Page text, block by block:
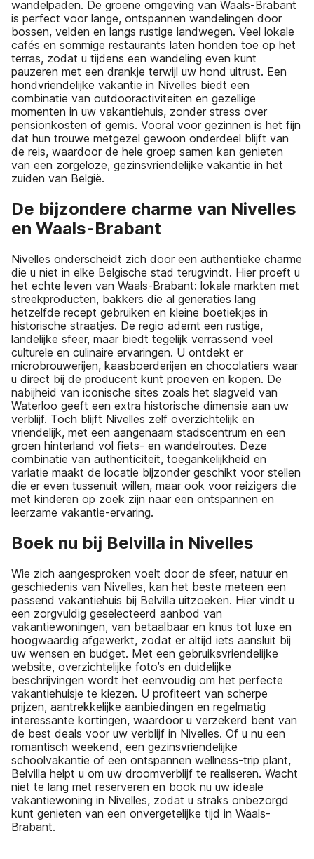
wandelpaden. De groene omgeving van Waals-Brabant
is perfect voor lange, ontspannen wandelingen door
bossen, velden en langs rustige landwegen. Veel lokale
cafés en sommige restaurants laten honden toe op het
terras, zodat u tijdens een wandeling even kunt
pauzeren met een drankje terwijl uw hond uitrust. Een
hondvriendelijke vakantie in Nivelles biedt een
combinatie van outdooractiviteiten en gezellige
momenten in uw vakantiehuis, zonder stress over
pensionkosten of gemis. Vooral voor gezinnen is het fijn
dat hun trouwe metgezel gewoon onderdeel blijft van
de reis, waardoor de hele groep samen kan genieten
van een zorgeloze, gezinsvriendelijke vakantie in het
zuiden van België.
De bijzondere charme van Nivelles
en Waals-Brabant
Nivelles onderscheidt zich door een authentieke charme
die u niet in elke Belgische stad terugvindt. Hier proeft u
het echte leven van Waals-Brabant: lokale markten met
streekproducten, bakkers die al generaties lang
hetzelfde recept gebruiken en kleine boetiekjes in
historische straatjes. De regio ademt een rustige,
landelijke sfeer, maar biedt tegelijk verrassend veel
culturele en culinaire ervaringen. U ontdekt er
microbrouwerijen, kaasboerderijen en chocolatiers waar
u direct bij de producent kunt proeven en kopen. De
nabijheid van iconische sites zoals het slagveld van
Waterloo geeft een extra historische dimensie aan uw
verblijf. Toch blijft Nivelles zelf overzichtelijk en
vriendelijk, met een aangenaam stadscentrum en een
groen hinterland vol fiets- en wandelroutes. Deze
combinatie van authenticiteit, toegankelijkheid en
variatie maakt de locatie bijzonder geschikt voor stellen
die er even tussenuit willen, maar ook voor reizigers die
met kinderen op zoek zijn naar een ontspannen en
leerzame vakantie-ervaring.
Boek nu bij Belvilla in Nivelles
Wie zich aangesproken voelt door de sfeer, natuur en
geschiedenis van Nivelles, kan het beste meteen een
passend vakantiehuis bij Belvilla uitzoeken. Hier vindt u
een zorgvuldig geselecteerd aanbod van
vakantiewoningen, van betaalbaar en knus tot luxe en
hoogwaardig afgewerkt, zodat er altijd iets aansluit bij
uw wensen en budget. Met een gebruiksvriendelijke
website, overzichtelijke foto’s en duidelijke
beschrijvingen wordt het eenvoudig om het perfecte
vakantiehuisje te kiezen. U profiteert van scherpe
prijzen, aantrekkelijke aanbiedingen en regelmatig
interessante kortingen, waardoor u verzekerd bent van
de best deals voor uw verblijf in Nivelles. Of u nu een
romantisch weekend, een gezinsvriendelijke
schoolvakantie of een ontspannen wellness-trip plant,
Belvilla helpt u om uw droomverblijf te realiseren. Wacht
niet te lang met reserveren en book nu uw ideale
vakantiewoning in Nivelles, zodat u straks onbezorgd
kunt genieten van een onvergetelijke tijd in Waals-
Brabant.